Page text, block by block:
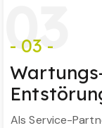
03
- 03 -
Als Service-